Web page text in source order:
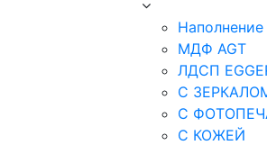
Наполнение
МДФ AGT
ЛДСП
С
С
С КОЖЕЙ